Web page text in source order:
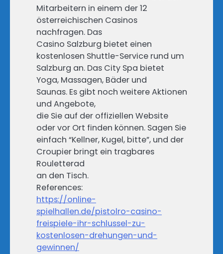
Mitarbeitern in einem der 12
österreichischen Casinos
nachfragen. Das
Casino Salzburg bietet einen
kostenlosen Shuttle-Service rund um
Salzburg an. Das City Spa bietet
Yoga, Massagen, Bäder und
Saunas. Es gibt noch weitere Aktionen
und Angebote,
die Sie auf der offiziellen Website
oder vor Ort finden können. Sagen Sie
einfach “Kellner, Kugel, bitte”, und der
Croupier bringt ein tragbares
Rouletterad
an den Tisch.
References:
https://online-
spielhallen.de/pistolro-casino-
freispiele-ihr-schlussel-zu-
kostenlosen-drehungen-und-
gewinnen/